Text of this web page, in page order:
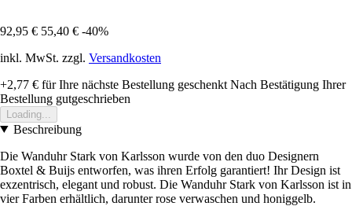
92,95 € 55,40 € -40%
inkl. MwSt. zzgl. Versandkosten
+2,77 € für Ihre nächste Bestellung geschenkt Nach Bestätigung Ihrer
Bestellung gutgeschrieben
Loading...
Beschreibung
Die Wanduhr Stark von Karlsson wurde von den duo Designern
Boxtel & Buijs entworfen, was ihren Erfolg garantiert! Ihr Design ist
exzentrisch, elegant und robust. Die Wanduhr Stark von Karlsson ist in
vier Farben erhältlich, darunter rose verwaschen und honiggelb.